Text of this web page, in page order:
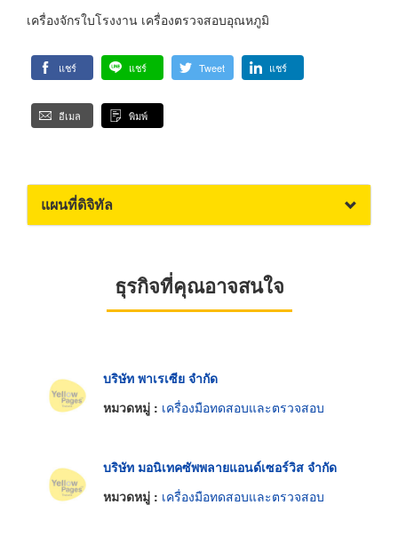
เครื่องจักรใบโรงงาน เครื่องตรวจสอบอุณหภูมิ
แชร์ แชร์ Tweet แชร์
อีเมล พิมพ์
แผนที่ดิจิทัล
ธุรกิจที่คุณอาจสนใจ
บริษัท พาเรเซีย จำกัด
หมวดหมู่ : เครื่องมือทดสอบและตรวจสอบ
บริษัท มอนิเทคซัพพลายแอนด์เซอร์วิส จำกัด
หมวดหมู่ : เครื่องมือทดสอบและตรวจสอบ